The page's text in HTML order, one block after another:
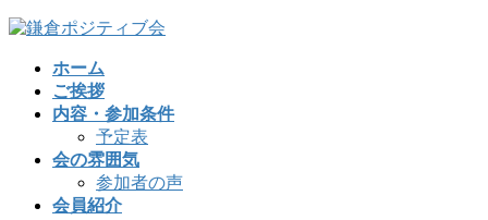
コ
ナ
ホーム
ご挨拶
内容・参加条件
予定表
会の雰囲気
参加者の声
会員紹介